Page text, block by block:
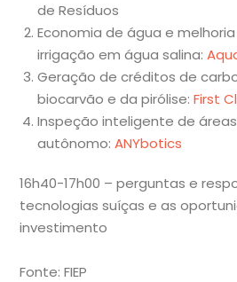
de Resíduos
Economia de água e
irrigação em água salina:
Geração de créditos de
biocarvão e da pirólise:First
Inspeção inteligente de
autônomo:ANYbotics
16h40-17h00 – perguntas e
tecnologias suíças e as
investimento
Fonte: FIEP